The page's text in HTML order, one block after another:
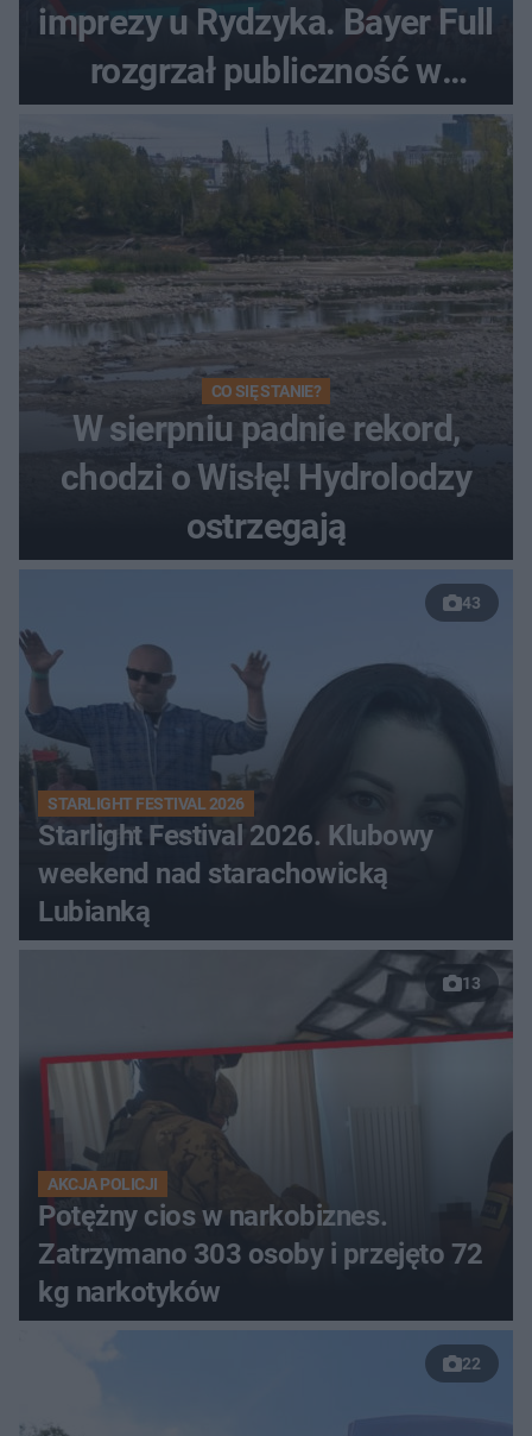
imprezy u Rydzyka. Bayer Full
rozgrzał publiczność w
Toruniu
CO SIĘ STANIE?
W sierpniu padnie rekord,
chodzi o Wisłę! Hydrolodzy
ostrzegają
43
STARLIGHT FESTIVAL 2026
Starlight Festival 2026. Klubowy
weekend nad starachowicką
Lubianką
13
AKCJA POLICJI
Potężny cios w narkobiznes.
Zatrzymano 303 osoby i przejęto 72
kg narkotyków
22